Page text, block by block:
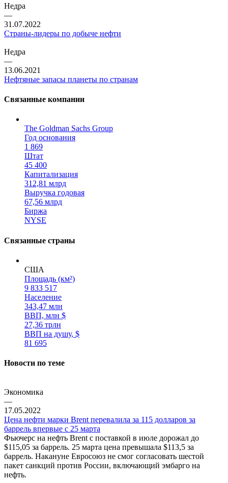
Недра
—
31.07.2022
Страны-лидеры по добыче нефти
Недра
—
13.06.2021
Нефтяные запасы планеты по странам
Связанные компании
The Goldman Sachs Group
Год основания
1 869
Штат
45 400
Капитализация
312,81 млрд
Выручка годовая
67,56 млрд
Биржа
NYSE
Связанные страны
США
Площадь (км²)
9 833 517
Население
343,47 млн
ВВП, млн $
27,36 трлн
ВВП на душу, $
81 695
Новости по теме
Экономика
—
17.05.2022
Цена нефти марки Brent перевалила за 115 долларов за
баррель впервые с 25 марта
Фьючерс на нефть Brent с поставкой в июле дорожал до
$115,05 за баррель. 25 марта цена превышала $113,5 за
баррель. Накануне Евросоюз не смог согласовать шестой
пакет санкций против России, включающий эмбарго на
нефть.